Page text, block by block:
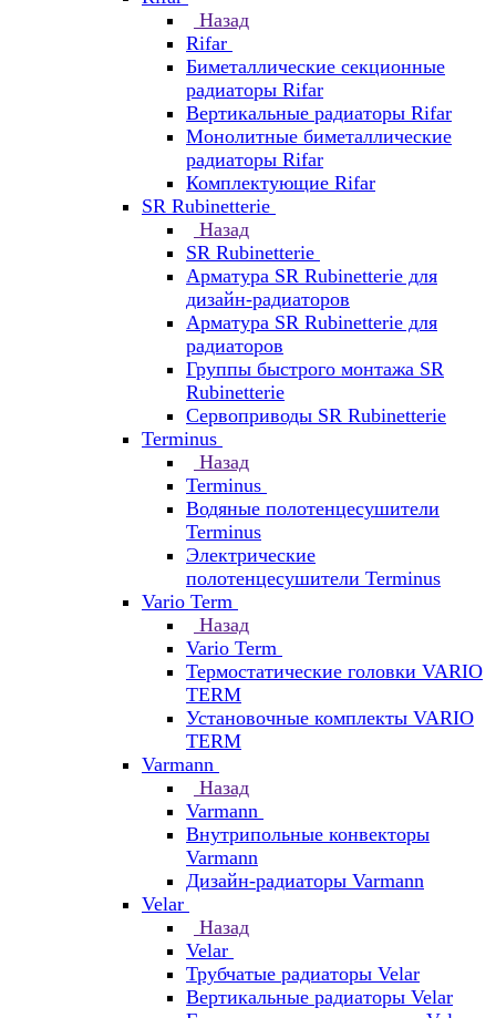
Назад
Rifar
Биметаллические секционные
радиаторы Rifar
Вертикальные радиаторы Rifar
Монолитные биметаллические
радиаторы Rifar
Комплектующие Rifar
SR Rubinetterie
Назад
SR Rubinetterie
Арматура SR Rubinetterie для
дизайн-радиаторов
Арматура SR Rubinetterie для
радиаторов
Группы быстрого монтажа SR
Rubinetterie
Сервоприводы SR Rubinetterie
Terminus
Назад
Terminus
Водяные полотенцесушители
Terminus
Электрические
полотенцесушители Terminus
Vario Term
Назад
Vario Term
Термостатические головки VARIO
TERM
Установочные комплекты VARIO
TERM
Varmann
Назад
Varmann
Внутрипольные конвекторы
Varmann
Дизайн-радиаторы Varmann
Velar
Назад
Velar
Трубчатые радиаторы Velar
Вертикальные радиаторы Velar